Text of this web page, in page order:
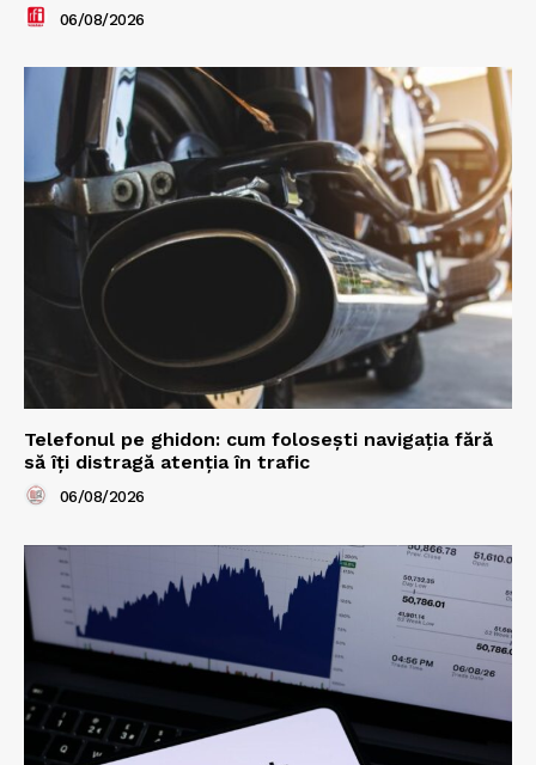
06/08/2026
Telefonul pe ghidon: cum folosești navigația fără
să îți distragă atenția în trafic
06/08/2026